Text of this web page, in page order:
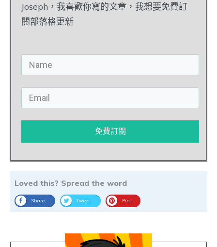
Joseph，我喜歡你寫的文章，我想要免費訂
閱部落格更新
免費訂閱
Loved this? Spread the word
Share Tweet Pin